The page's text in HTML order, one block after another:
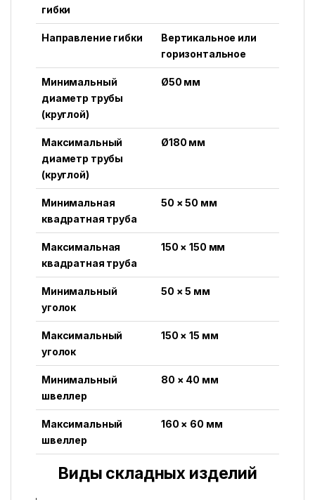
гибки
Направление гибки
Вертикальное или
горизонтальное
Минимальный
диаметр трубы
(круглой)
Ø50 мм
Максимальный
диаметр трубы
(круглой)
Ø180 мм
Минимальная
квадратная труба
50 × 50 мм
Максимальная
квадратная труба
150 × 150 мм
Минимальный
уголок
50 × 5 мм
Максимальный
уголок
150 × 15 мм
Минимальный
швеллер
80 × 40 мм
Максимальный
швеллер
160 × 60 мм
Виды складных изделий